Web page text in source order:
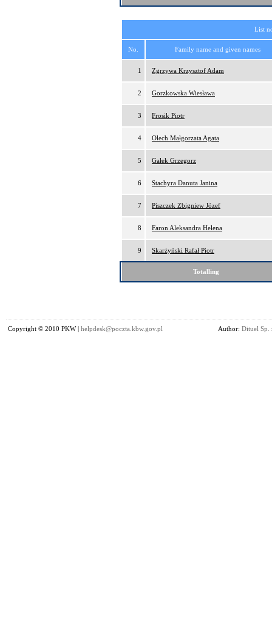
List
No. Family name and given names
1 Zgrzywa Krzysztof Adam
2 Gorzkowska Wiesława
3 Frosik Piotr
4 Olech Małgorzata Agata
5 Gałek Grzegorz
6 Stachyra Danuta Janina
7 Piszczek Zbigniew Józef
8 Faron Aleksandra Helena
9 Skarżyński Rafał Piotr
Totalling
Copyright © 2010 PKW | helpdesk@poczta.kbw.gov.pl Author: Dituel Sp.